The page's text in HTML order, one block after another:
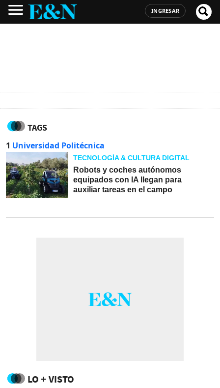
INGRESAR
TAGS
1 Universidad Politécnica
TECNOLOGÍA & CULTURA DIGITAL
Robots y coches autónomos
equipados con IA llegan para
auxiliar tareas en el campo
LO + VISTO